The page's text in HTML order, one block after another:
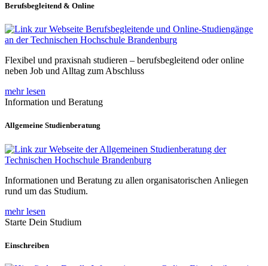
Berufsbegleitend & Online
Flexibel und praxisnah studieren – berufsbegleitend oder online
neben Job und Alltag zum Abschluss
mehr lesen
Information und Beratung
Allgemeine Studienberatung
Informationen und Beratung zu allen organisatorischen Anliegen
rund um das Studium.
mehr lesen
Starte Dein Studium
Einschreiben